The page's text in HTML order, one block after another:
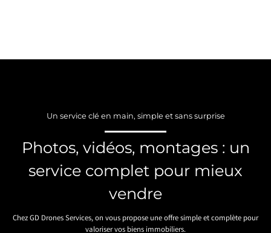
Un service clé en main, simple et sans surprise
Photos, vidéos, montages : un
service complet pour mieux
vendre
Chez GD Drones Services, on vous propose une offre simple et complète pour
valoriser vos biens immobiliers.